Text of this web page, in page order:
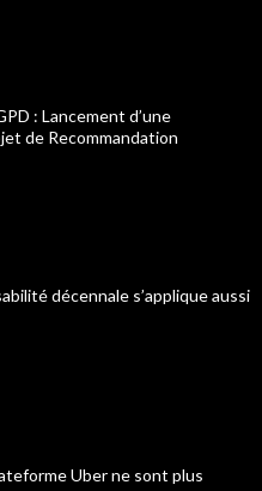
: Lancement d’une
de Recommandation
décennale s’applique aussi
Uber ne sont plus